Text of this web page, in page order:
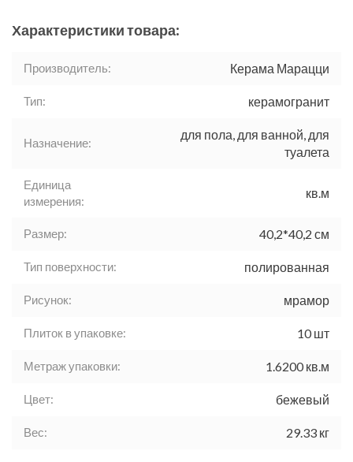
Характеристики товара:
Производитель: Керама Марацци
Тип: керамогранит
Назначение:
для пола, для ванной, для
туалета
Единица
измерения:
кв.м
Размер: 40,2*40,2 см
Тип поверхности: полированная
Рисунок: мрамор
Плиток в упаковке: 10 шт
Метраж упаковки: 1.6200 кв.м
Цвет: бежевый
Вес: 29.33 кг